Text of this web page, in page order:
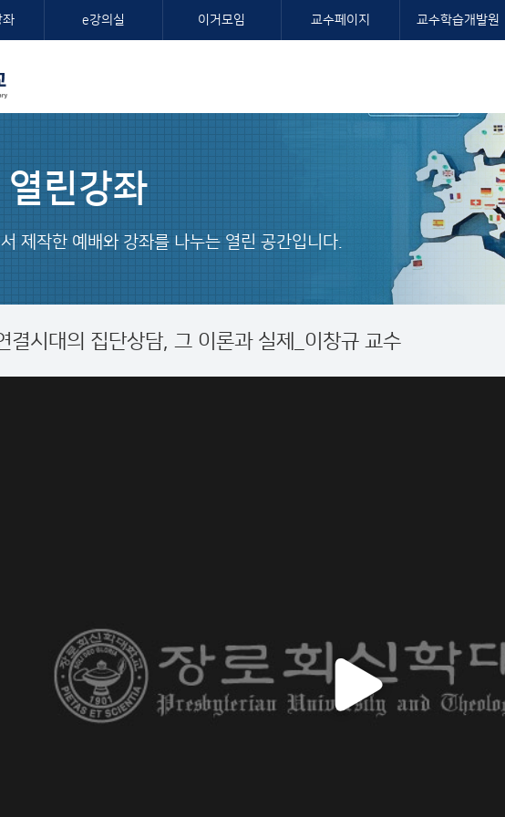
좌 e강의실 이거모임 교수페이지 교수학습개발원
린강좌
제작한 예배와 강좌를 나누는 열린 공간입니다.
결시대의 집단상담, 그 이론과 실제_이창규 교수